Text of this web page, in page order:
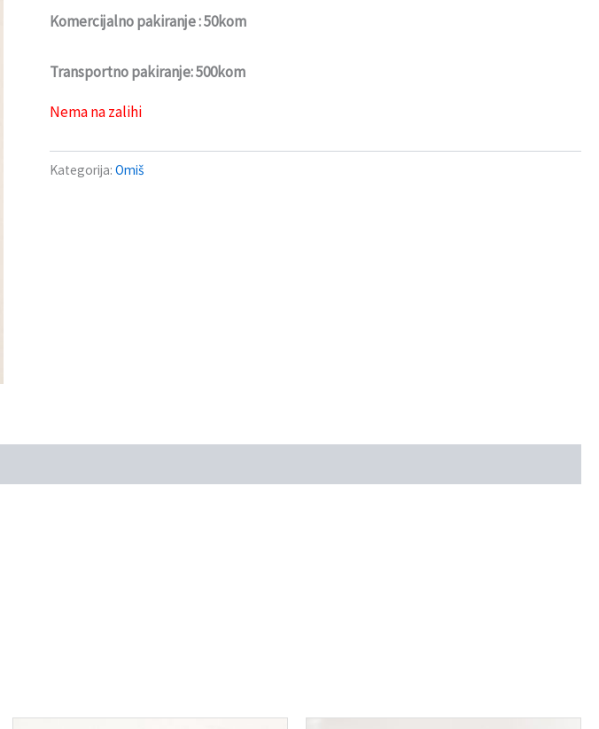
Komercijalno pakiranje : 50kom
Transportno pakiranje: 500kom
Nema na zalihi
Kategorija:Omiš